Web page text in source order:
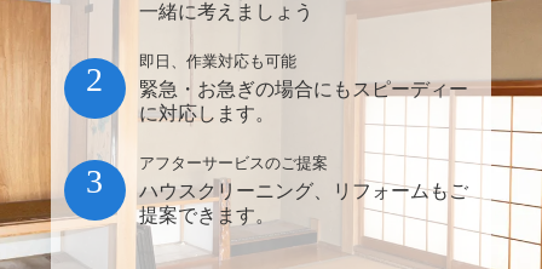
一緒に考えましょう
即日、作業対応も可能
緊急・お急ぎの場合にもスピーディー
に対応します。
2
アフターサービスのご提案
ハウスクリーニング、リフォームもご
提案できます。
3